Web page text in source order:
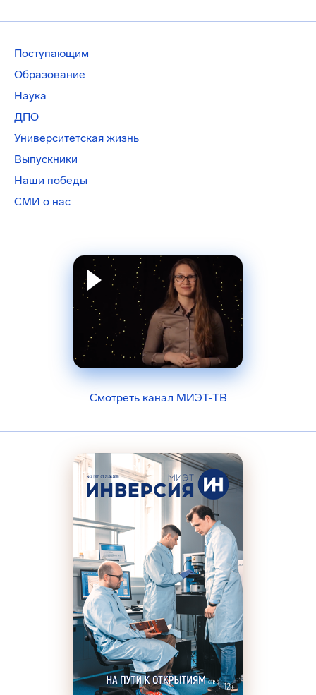
Поступающим
Образование
Наука
ДПО
Университетская жизнь
Выпускники
Наши победы
СМИ о нас
Смотреть канал МИЭТ-ТВ